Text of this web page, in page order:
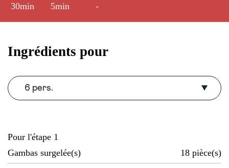
30min 5min -
Ingrédients pour
6 pers.
Pour l'étape 1
Gambas surgelée(s)
18 pièce(s)